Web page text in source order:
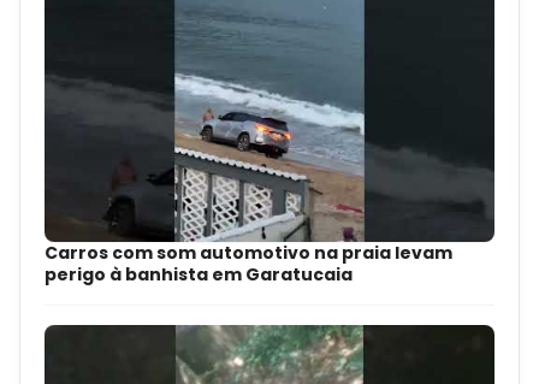
Carros com som automotivo na praia levam
perigo à banhista em Garatucaia